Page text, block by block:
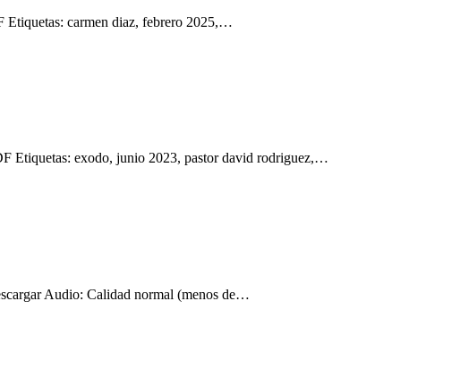
Etiquetas: carmen diaz, febrero 2025,…
Etiquetas: exodo, junio 2023, pastor david rodriguez,…
Audio: Calidad normal (menos de…